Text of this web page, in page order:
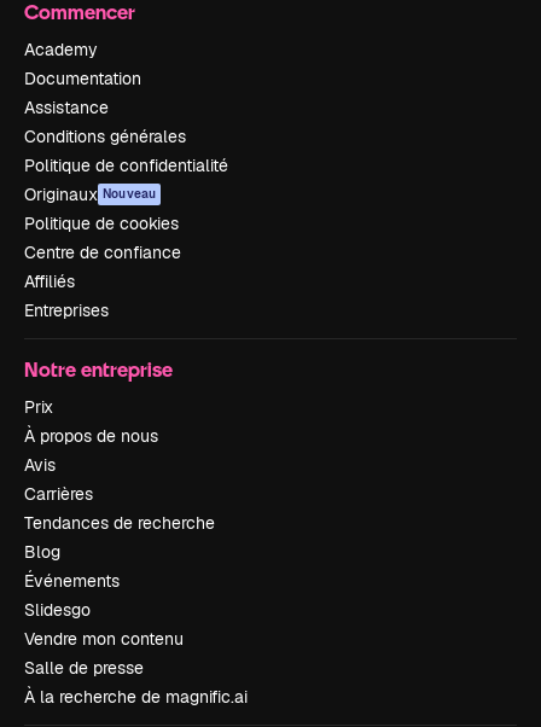
Commencer
Academy
Documentation
Assistance
Conditions générales
Politique de confidentialité
Originaux Nouveau
Politique de cookies
Centre de confiance
Affiliés
Entreprises
Notre entreprise
Prix
À propos de nous
Avis
Carrières
Tendances de recherche
Blog
Événements
Slidesgo
Vendre mon contenu
Salle de presse
À la recherche de magnific.ai